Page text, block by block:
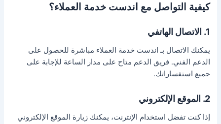
كيفية التواصل مع اندست خدمة العملاء؟
1. الاتصال الهاتفي
يمكنك الاتصال بـ اندست خدمة العملاء مباشرة للحصول على
الدعم الفني. فريق الدعم متاح على مدار الساعة للإجابة على
جميع استفساراتك.
2. الموقع الإلكتروني
إذا كنت تفضل استخدام الإنترنت، يمكنك زيارة الموقع الإلكتروني